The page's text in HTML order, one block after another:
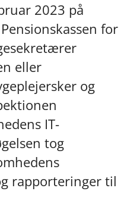
2023 på
for
eller
og
IT-
tog
rapporteringer til